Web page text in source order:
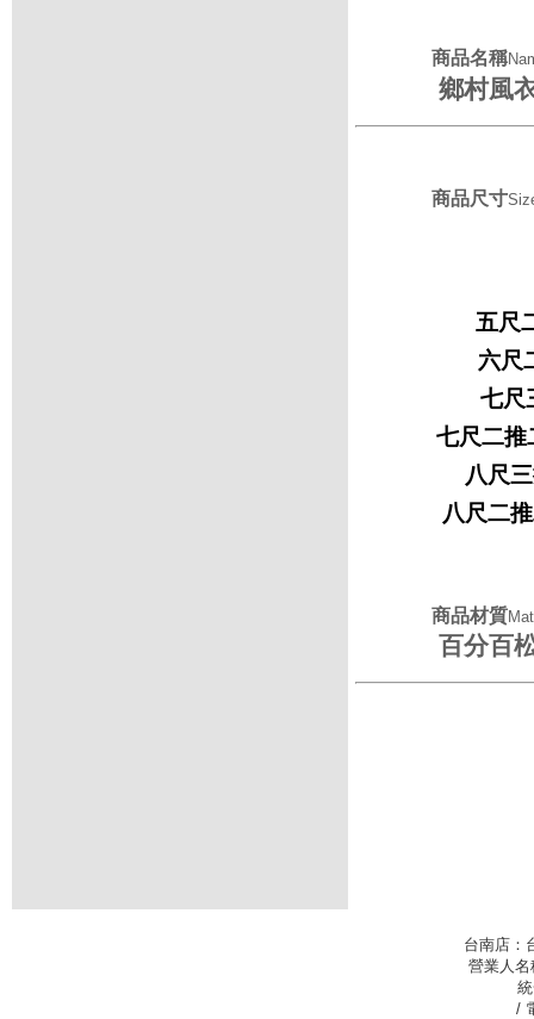
商品名稱
鄉村風
商品尺寸
五尺
六尺
七尺
七尺二
八尺
八尺二
商品材質
百分百
台南店：
營業人
/